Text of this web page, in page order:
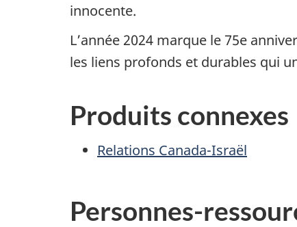
innocente.
L’année 2024 marque le 75e
les liens profonds et durables qui
Produits connexes
Relations Canada-Israël
Personnes-